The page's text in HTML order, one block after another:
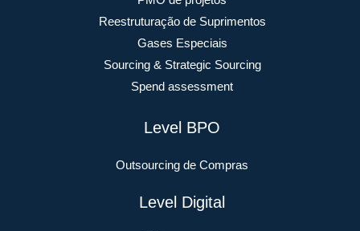
Reestruturação de Suprimentos
Gases Especiais
Sourcing & Strategic Sourcing
Spend assessment
Level BPO
Outsourcing de Compras
Level Digital